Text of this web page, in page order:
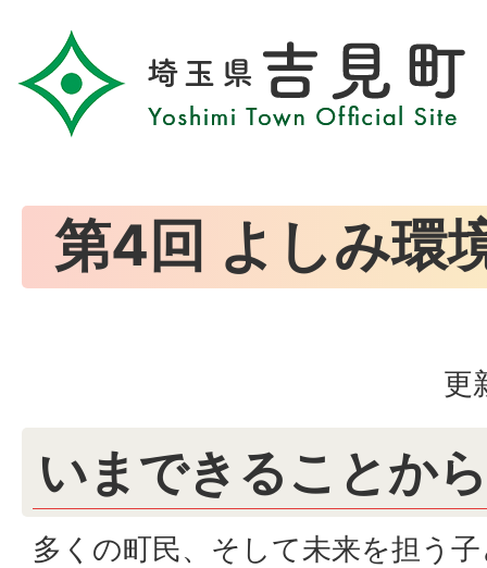
第4回 よしみ環
更
いまできることか
多くの町民、そして未来を担う